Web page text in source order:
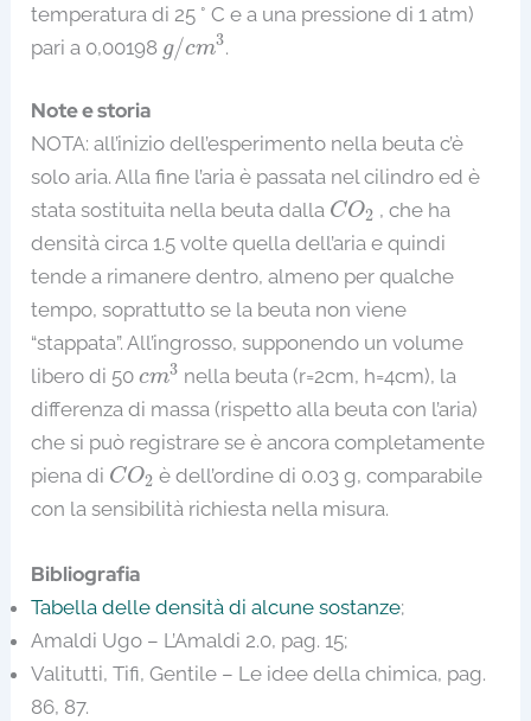
temperatura di 25 ° C e a una pressione di 1 atm)
pari a 0,00198 g/cm3
/ m.
Note e storia
NOTA: all’inizio dell’esperimento nella beuta c’è
solo aria. Alla fine l’aria è passata nel cilindro ed è
stata sostituita nella beuta dalla CO2
CO2
, che ha
densità circa 1.5 volte quella dell’aria e quindi
tende a rimanere dentro, almeno per qualche
tempo, soprattutto se la beuta non viene
“stappata”. All’ingrosso, supponendo un volume
libero di 50cm3
m3 nella beuta (r=2cm, h=4cm), la
differenza di massa (rispetto alla beuta con l’aria)
che si può registrare se è ancora completamente
piena di CO2
CO2 è dell’ordine di 0.03 g, comparabile
con la sensibilità richiesta nella misura.
Bibliografia
Tabella delle densità di alcune sostanze;
Amaldi Ugo – L’Amaldi 2.0, pag. 15;
Valitutti, Tifi, Gentile – Le idee della chimica, pag.
86, 87.